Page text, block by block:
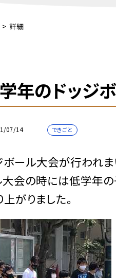
> 詳細
学年のドッジ
07/14 できごと
ール大会が行われま
会の時には低学年の
がりました。